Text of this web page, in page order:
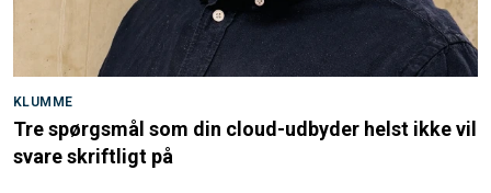
KLUMME
Tre spørgsmål som din cloud-udbyder helst ikke vil
svare skriftligt på